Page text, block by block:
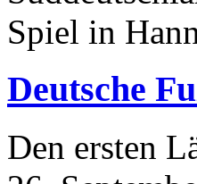
Spiel in
Deutsche
Den ersten